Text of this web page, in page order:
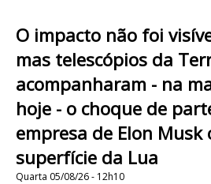
O impacto não foi
mas telescópios da
acompanharam - na
hoje - o choque de
empresa de Elon Musk
superfície da Lua
Quarta 05/08/26 - 12h10